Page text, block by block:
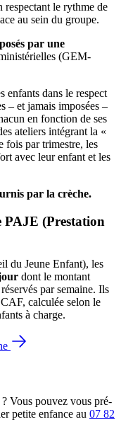
respectant le rythme de
au sein du groupe.
par une
(GEM-
enfants dans le respect
– et jamais imposées –
en fonction de ses
ateliers intégrant la «
fois par trimestre, les
avec leur enfant et les
par la crèche.
PAJE (Prestation
du Jeune Enfant), les
dont le montant
par semaine. Ils
CAF, calculée selon le
à charge.
Vous pouvez vous pré-
petite enfance au 07 82